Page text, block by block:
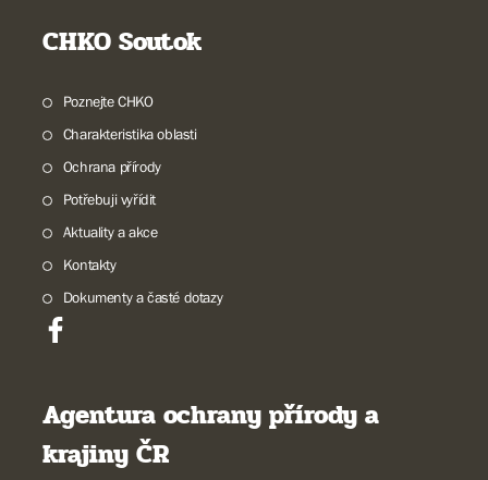
CHKO Soutok
Poznejte CHKO
Charakteristika oblasti
Ochrana přírody
Potřebuji vyřídit
Aktuality a akce
Kontakty
Dokumenty a časté dotazy
Agentura ochrany přírody a
krajiny ČR